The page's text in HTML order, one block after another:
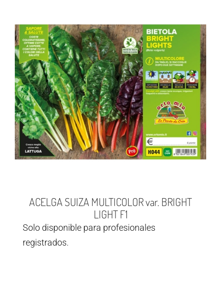
ACELGA SUIZA MULTICOLOR var. BRIGHT
LIGHT F1
Solo disponible para profesionales
registrados.